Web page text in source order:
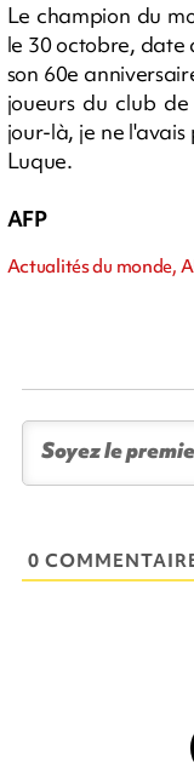
Le champion du
le 30 octobre, date
son 60e
joueurs du club
jour-là, je ne l'avais
Luque.
AFP
Actualités du monde,
0